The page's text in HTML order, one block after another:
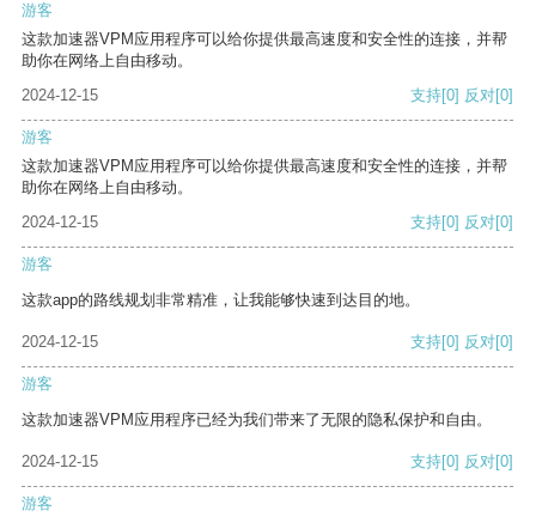
游客
这款加速器VPM应用程序可以给你提供最高速度和安全性的连接，并帮
助你在网络上自由移动。
2024-12-15
支持[0] 反对[0]
游客
这款加速器VPM应用程序可以给你提供最高速度和安全性的连接，并帮
助你在网络上自由移动。
2024-12-15
支持[0] 反对[0]
游客
这款app的路线规划非常精准，让我能够快速到达目的地。
2024-12-15 支持[0] 反对[0]
游客
这款加速器VPM应用程序已经为我们带来了无限的隐私保护和自由。
2024-12-15 支持[0] 反对[0]
游客